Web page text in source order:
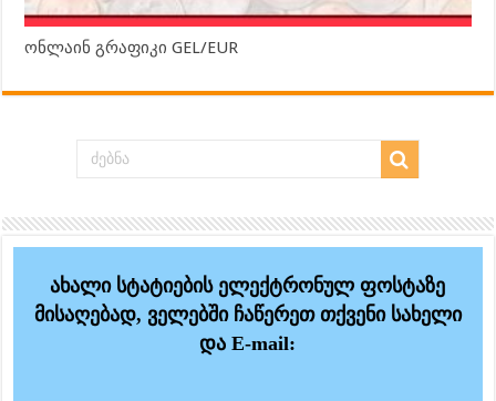
ონლაინ გრაფიკი GEL/EUR
ახალი სტატიების ელექტრონულ ფოსტაზე
მისაღებად, ველებში ჩაწერეთ თქვენი სახელი
და E-mail: